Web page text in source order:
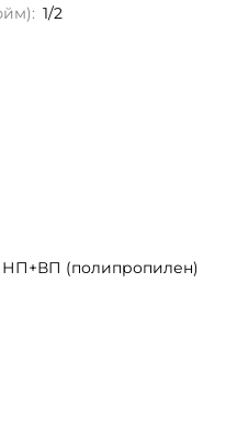
1/2
НП+ВП (полипропилен)